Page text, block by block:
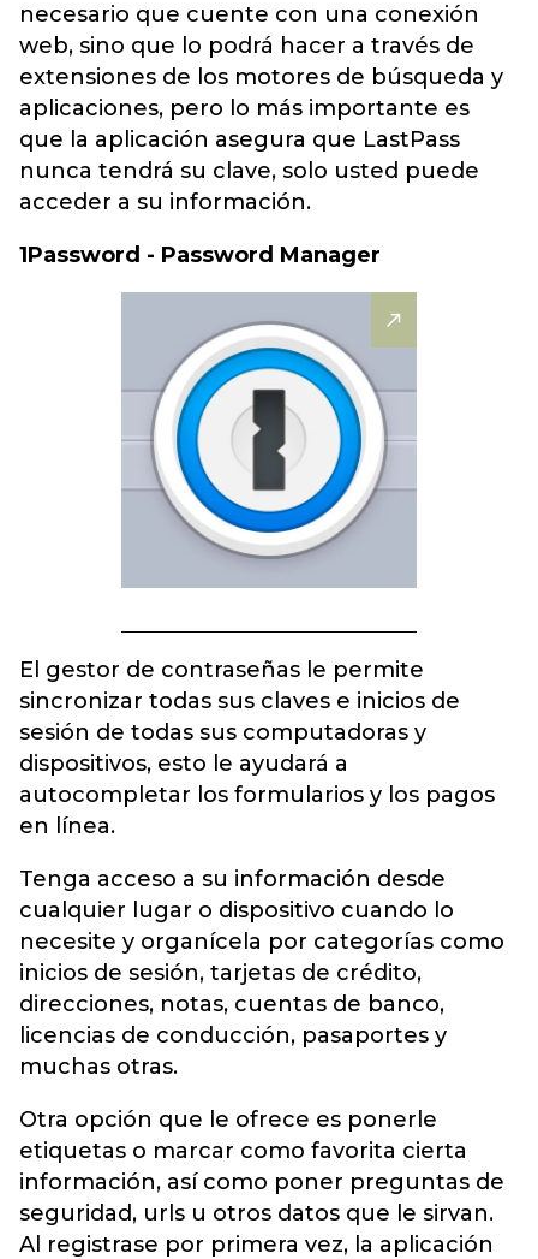
necesario que cuente con una conexión
web, sino que lo podrá hacer a través de
extensiones de los motores de búsqueda y
aplicaciones, pero lo más importante es
que la aplicación asegura que LastPass
nunca tendrá su clave, solo usted puede
acceder a su información.
1Password - Password Manager
El gestor de contraseñas le permite
sincronizar todas sus claves e inicios de
sesión de todas sus computadoras y
dispositivos, esto le ayudará a
autocompletar los formularios y los pagos
en línea.
Tenga acceso a su información desde
cualquier lugar o dispositivo cuando lo
necesite y organícela por categorías como
inicios de sesión, tarjetas de crédito,
direcciones, notas, cuentas de banco,
licencias de conducción, pasaportes y
muchas otras.
Otra opción que le ofrece es ponerle
etiquetas o marcar como favorita cierta
información, así como poner preguntas de
seguridad, urls u otros datos que le sirvan.
Al registrase por primera vez, la aplicación